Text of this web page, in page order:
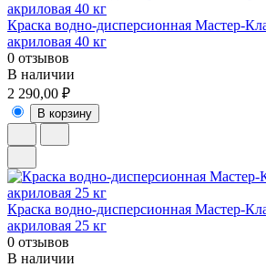
Краска водно-дисперсионная Мастер-
акриловая 40 кг
0 отзывов
В наличии
2 290,00 ₽
В корзину
Краска водно-дисперсионная Мастер-
акриловая 25 кг
0 отзывов
В наличии